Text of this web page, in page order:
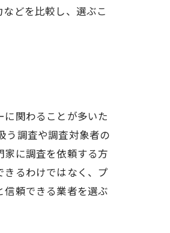
どを比較し、選ぶこ
関わることが多いた
う調査や調査対象者の
に調査を依頼する方
るわけではなく、プ
頼できる業者を選ぶ